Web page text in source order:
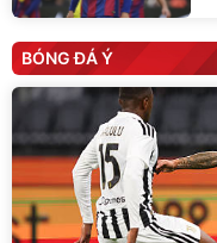
BÓNG ĐÁ Ý